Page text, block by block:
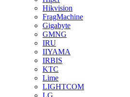
Hikvision
FragMachine
Gigabyte
GMNG
IRU
IIYAMA
IRBIS
KTC
Lime
LIGHTCOM